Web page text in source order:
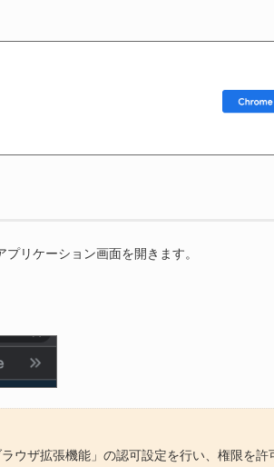
リケーション画面を開きます。
ウザ拡張機能」の認可設定を行い、権限を許